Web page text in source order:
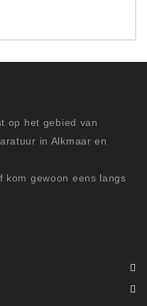
op het gebied van
in Alkmaar en
kom gewoon eens langs